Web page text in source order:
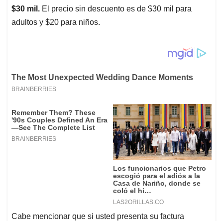
$30 mil. El precio sin descuento es de $30 mil para
adultos y $20 para niños.
Cabe mencionar que si usted presenta su factura